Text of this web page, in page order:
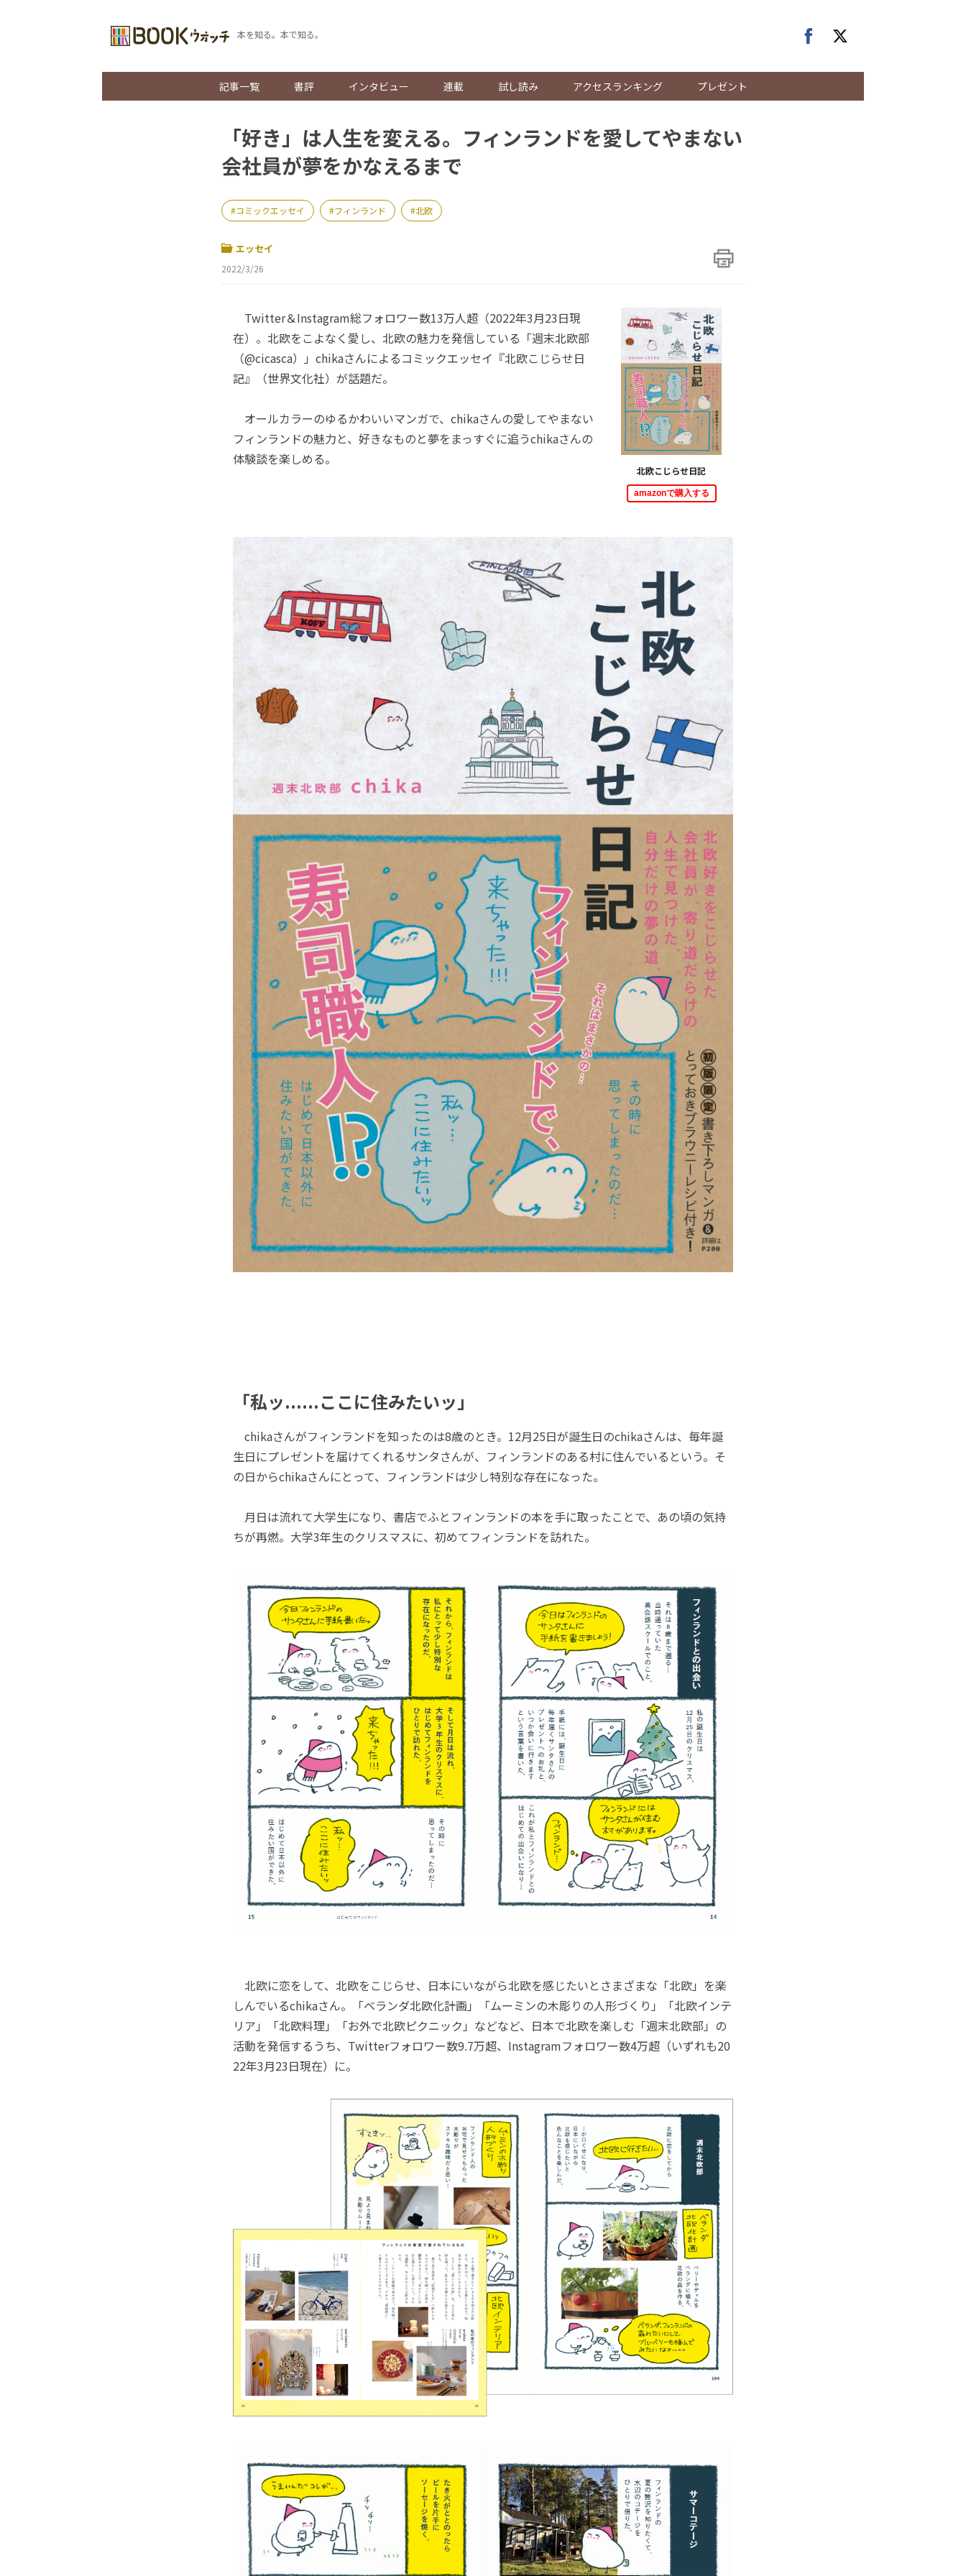
本を知る。本で知る。
記事一覧 書評 インタビュー 連載 試し読み アクセスランキング プレゼント
「好き」は人生を変える。フィンランドを愛してやまない
会社員が夢をかなえるまで
コミックエッセイ フィンランド 北欧
エッセイ
2022/3/26
北欧こじらせ日記
amazonで購入する
Twitter＆Instagram総フォロワー数13万人超（2022年3月23日現
在）。北欧をこよなく愛し、北欧の魅力を発信している「週末北欧部
（@cicasca）」chikaさんによるコミックエッセイ『北欧こじらせ日
記』（世界文化社）が話題だ。
オールカラーのゆるかわいいマンガで、chikaさんの愛してやまない
フィンランドの魅力と、好きなものと夢をまっすぐに追うchikaさんの
体験談を楽しめる。
「私ッ......ここに住みたいッ」
chikaさんがフィンランドを知ったのは8歳のとき。12月25日が誕生日のchikaさんは、毎年誕
生日にプレゼントを届けてくれるサンタさんが、フィンランドのある村に住んでいるという。そ
の日からchikaさんにとって、フィンランドは少し特別な存在になった。
月日は流れて大学生になり、書店でふとフィンランドの本を手に取ったことで、あの頃の気持
ちが再燃。大学3年生のクリスマスに、初めてフィンランドを訪れた。
北欧に恋をして、北欧をこじらせ、日本にいながら北欧を感じたいとさまざまな「北欧」を楽
しんでいるchikaさん。「ベランダ北欧化計画」「ムーミンの木彫りの人形づくり」「北欧インテ
リア」「北欧料理」「お外で北欧ピクニック」などなど、日本で北欧を楽しむ「週末北欧部」の
活動を発信するうち、Twitterフォロワー数9.7万超、Instagramフォロワー数4万超（いずれも20
22年3月23日現在）に。